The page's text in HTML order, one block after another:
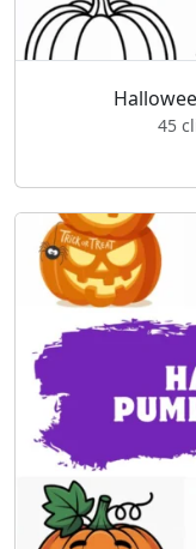
45